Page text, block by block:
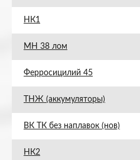
НК1
МН 38 лом
Ферросицилий 45
ТНЖ (аккумуляторы)
ВК ТК без наплавок (нов)
НК2